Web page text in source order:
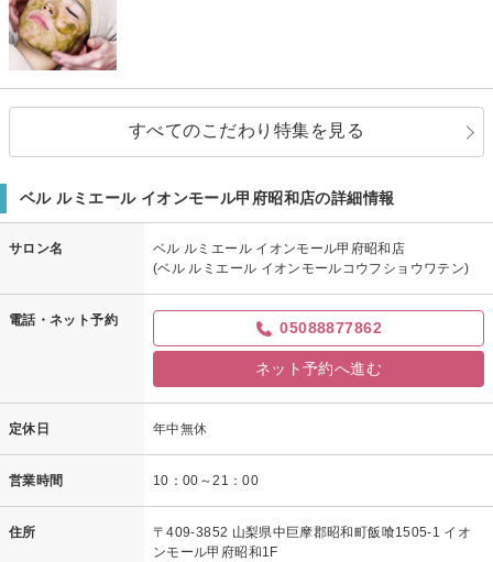
すべてのこだわり特集を見る
ベル ルミエール イオンモール甲府昭和店の詳細情報
サロン名
ベル ルミエール イオンモール甲府昭和店
(ベル ルミエール イオンモールコウフショウワテン)
電話・ネット予約 05088877862
ネット予約へ進む
定休日 年中無休
営業時間 10：00～21：00
住所
〒409-3852 山梨県中巨摩郡昭和町飯喰1505-1 イオ
ンモール甲府昭和1F